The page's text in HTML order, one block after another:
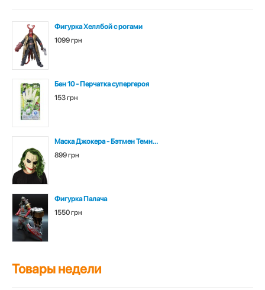
Фигурка Хеллбой с рогами
1099 грн
Бен 10 - Перчатка супергероя
153 грн
Маска Джокера - Бэтмен Темн...
899 грн
Фигурка Палача
1550 грн
Товары недели